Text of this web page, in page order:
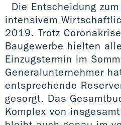
Die Entscheidung
intensivem
2019. Trotz
Baugewerbe hielten
Einzugstermin im
Generalunternehmer
entsprechende
gesorgt. Das
Komplex von